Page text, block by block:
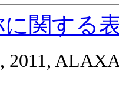
関する
2011,